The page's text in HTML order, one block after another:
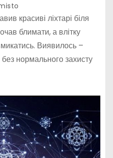
красиві ліхтарі біля
блимати, а влітку
Виявилось –
нормального захисту